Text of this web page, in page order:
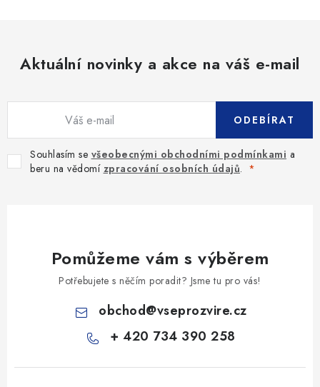
Aktuální novinky a akce na váš e-mail
Souhlasím se všeobecnými obchodními podmínkami a
beru na vědomí zpracování osobních údajů.
ODEBÍRAT
Pomůžeme vám s výběrem
Potřebujete s něčím poradit? Jsme tu pro vás!
obchod@vseprozvire.cz
+ 420 734 390 258